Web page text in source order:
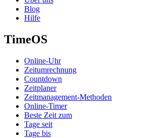
Blog
Hilfe
TimeOS
Online-Uhr
Zeitumrechnung
Countdown
Zeitplaner
Zeitmanagement-Methoden
Online-Timer
Beste Zeit zum
Tage seit
Tage bis